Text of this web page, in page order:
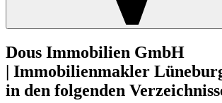
Dous Immobilien GmbH
| Immobilienmakler
in den folgenden